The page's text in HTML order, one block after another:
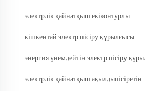
электрлік қайнатқыш екіконтурлы
кішкентай электр пісіру құрылғысы
энергия үнемдейтін электр пісіру
электрлік қайнатқыш ақылдыпісіретін